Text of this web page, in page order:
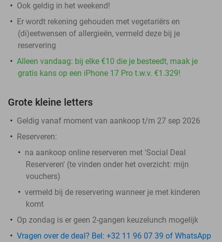
Ook geldig in het weekend!
Er wordt rekening gehouden met vegetariërs en
(di)eetwensen of allergieën, vermeld deze bij je
reservering
Alleen vandaag: bij elke €10 die je besteedt, maak je
gratis kans op een iPhone 17 Pro t.w.v. €1.329!
Grote kleine letters
Geldig vanaf moment van aankoop t/m 27 sep 2026
Reserveren:
na aankoop online reserveren met 'Social Deal
Reserveren' (te vinden onder het overzicht: mijn
vouchers)
vermeld bij de reservering wanneer je met kinderen
komt
Op zondag is er geen 2-gangen keuzelunch mogelijk
Vragen over de deal? Bel: +32 11 96 07 39 of WhatsApp